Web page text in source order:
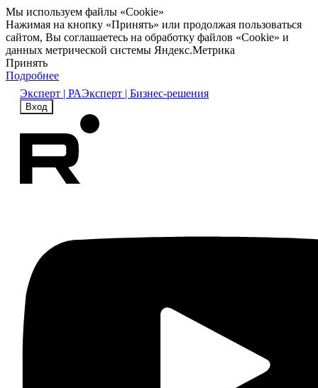
Мы используем файлы «Cookie»
Нажимая на кнопку «Принять» или продолжая пользоваться
сайтом, Вы соглашаетесь на обработку файлов «Cookie» и
данных метрической системы Яндекс.Метрика
Принять
Подробнее
Эксперт | РАЭксперт | Бизнес-решения
Вход